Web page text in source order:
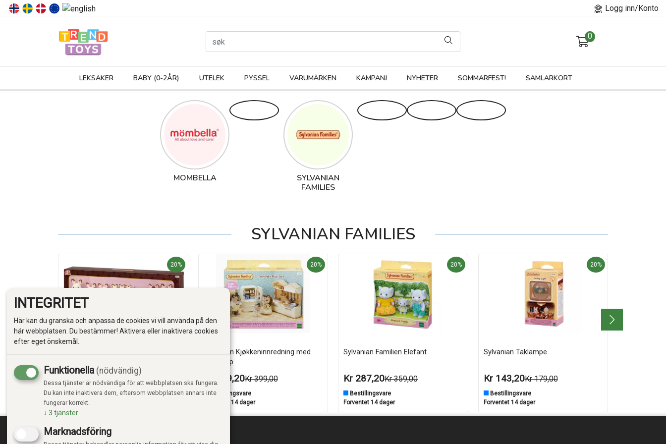
Logg inn/Konto
0
LEKSAKER BABY (0-2ÅR) UTELEK PYSSEL VARUMÄRKEN KAMPANJ NYHETER SOMMARFEST! SAMLARKORT
MOMBELLA
SYLVANIAN
FAMILIES
SYLVANIAN FAMILIES
rødt tak -
20%
Sylvanian Sjokoladekanin-familiens
Kr 1 199,20 Kr 1 499,00
Bestillingsvare
Forventet 14 dager
Lägg i varukorgen
20%
Sylvanian Kjøkkeninnredning med
kjøleskap
Kr 319,20Kr 399,00
Bestillingsvare
Forventet 14 dager
20%
Sylvanian Familien Elefant
Kr 287,20Kr 359,00
Bestillingsvare
Forventet 14 dager
20%
Sylvanian Taklampe
Kr 143,20Kr 179,00
Bestillingsvare
Forventet 14 dager
INTEGRITET
Här kan du granska och anpassa de cookies vi vill använda på den
här webbplatsen. Du bestämmer! Aktivera eller inaktivera cookies
efter eget önskemål.
Funktionella (nödvändig)
Dessa tjänster är nödvändiga för att webbplatsen ska fungera.
Du kan inte inaktivera dem, eftersom webbplatsen annars inte
fungerar korrekt.
↓ 3 tjänster
Marknadsföring